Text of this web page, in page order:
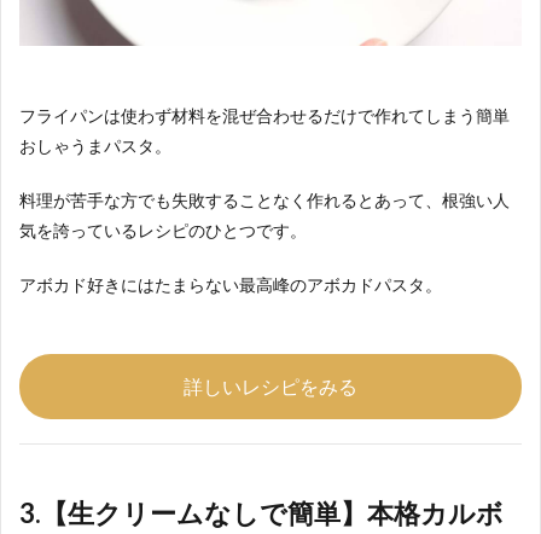
フライパンは使わず材料を混ぜ合わせるだけで作れてしまう簡単
おしゃうまパスタ。
料理が苦手な方でも失敗することなく作れるとあって、根強い人
気を誇っているレシピのひとつです。
アボカド好きにはたまらない最高峰のアボカドパスタ。
詳しいレシピをみる
3.【生クリームなしで簡単】本格カルボ